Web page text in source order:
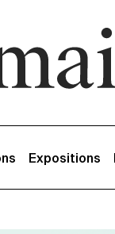
Expositions